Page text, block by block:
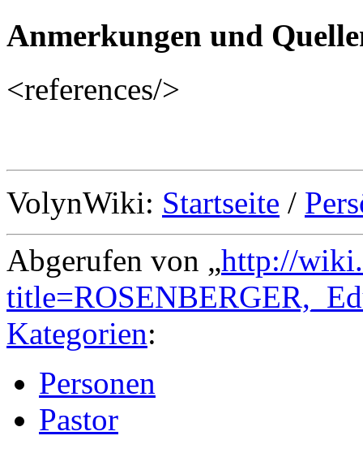
Anmerkungen und
<references/>
VolynWiki: Startseite /
Abgerufen von „http://
Kategorien:
Personen
Pastor